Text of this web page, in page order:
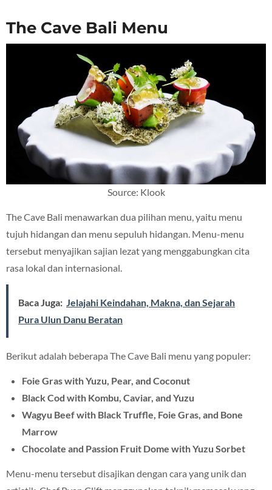
The Cave Bali Menu
Source: Klook
The Cave Bali menawarkan dua pilihan menu, yaitu menu
tujuh hidangan dan menu sepuluh hidangan. Menu-menu
tersebut menyajikan sajian lezat yang menggabungkan cita
rasa lokal dan internasional.
Baca Juga: Jelajahi Keindahan, Makna, dan Sejarah
Pura Ulun Danu Beratan
Berikut adalah beberapa The Cave Bali menu yang populer:
Foie Gras with Yuzu, Pear, and Coconut
Black Cod with Kombu, Caviar, and Yuzu
Wagyu Beef with Black Truffle, Foie Gras, and Bone
Marrow
Chocolate and Passion Fruit Dome with Yuzu Sorbet
Menu-menu tersebut disajikan dengan cara yang unik dan